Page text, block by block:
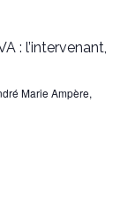
: l’intervenant,
Marie Ampère,